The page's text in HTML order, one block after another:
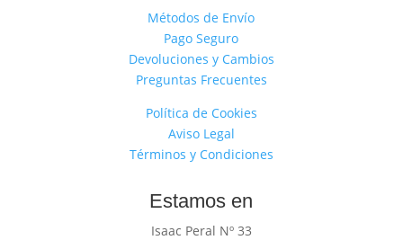
Métodos de Envío
Pago Seguro
Devoluciones y Cambios
Preguntas Frecuentes
Política de Cookies
Aviso Legal
Términos y Condiciones
Estamos en
Isaac Peral Nº 33